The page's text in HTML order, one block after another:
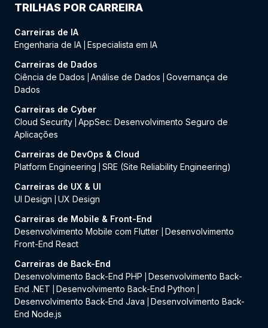
TRILHAS POR CARREIRA
Carreiras de IA
Engenharia de IA Especialista em IA
Carreiras de Dados
Ciência de Dados
Análise de Dados
Governança de
Dados
Carreiras de Cyber
Cloud Security AppSec: Desenvolvimento Seguro de
Aplicações
Carreiras de DevOps & Cloud
Platform Engineering
SRE (Site Reliability Engineering)
Carreiras de UX & UI
UI Design
UX Design
Carreiras de Mobile & Front-End
Desenvolvimento Mobile com Flutter
Desenvolvimento
Front-End React
Carreiras de Back-End
Desenvolvimento Back-End PHP
Desenvolvimento Back-
End .NET
Desenvolvimento Back-End Python
Desenvolvimento Back-End Java
Desenvolvimento Back-
End Node.js